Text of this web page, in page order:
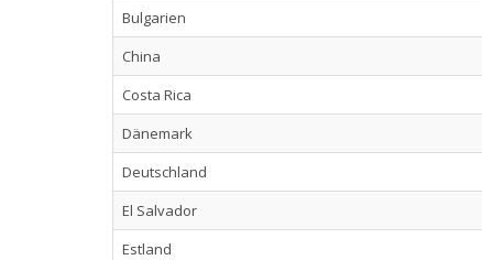
Bulgarien
China
Costa Rica
Dänemark
Deutschland
El Salvador
Estland